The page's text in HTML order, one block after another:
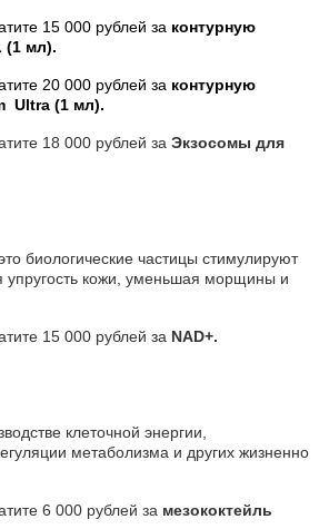
15 000 рублей за контурную
(1 мл).
20 000 рублей за контурную
Ultra (1 мл).
18 000 рублей за Экзосомы для
биологические частицы стимулируют
кожи, уменьшая морщины и
15 000 рублей за NAD+.
клеточной энергии,
метаболизма и других жизненно
6 000 рублей за мезококтейль